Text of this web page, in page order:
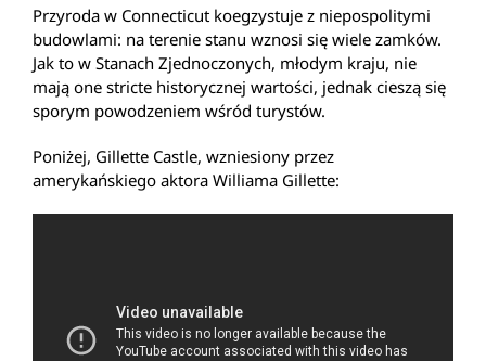
Przyroda w Connecticut koegzystuje z niepospolitymi
budowlami: na terenie stanu wznosi się wiele zamków.
Jak to w Stanach Zjednoczonych, młodym kraju, nie
mają one stricte historycznej wartości, jednak cieszą się
sporym powodzeniem wśród turystów.
Poniżej, Gillette Castle, wzniesiony przez
amerykańskiego aktora Williama Gillette: